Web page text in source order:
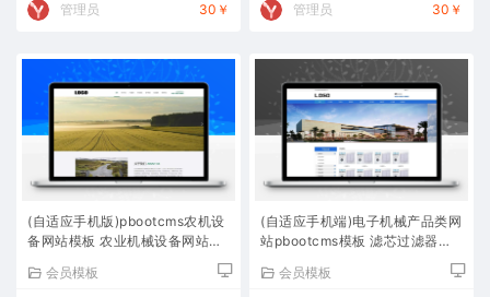
管理员 30￥ 管理员 30￥
(自适应手机版)pbootcms农机设
备网站模板 农业机械设备网站源
会员模板
(自适应手机端)电子机械产品类网
站pbootcms模板 滤芯过滤器网
会员模板